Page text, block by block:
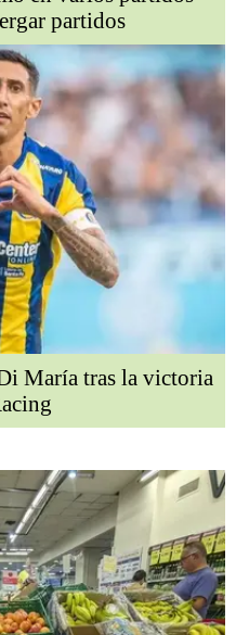
partidos
María tras la victoria